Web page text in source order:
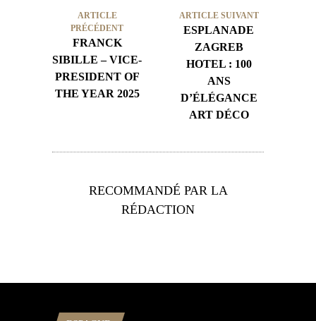
ARTICLE
PRÉCÉDENT
FRANCK
SIBILLE – VICE-
PRESIDENT OF
THE YEAR 2025
ARTICLE SUIVANT
ESPLANADE
ZAGREB
HOTEL : 100
ANS
D’ÉLÉGANCE
ART DÉCO
RECOMMANDÉ PAR LA
RÉDACTION